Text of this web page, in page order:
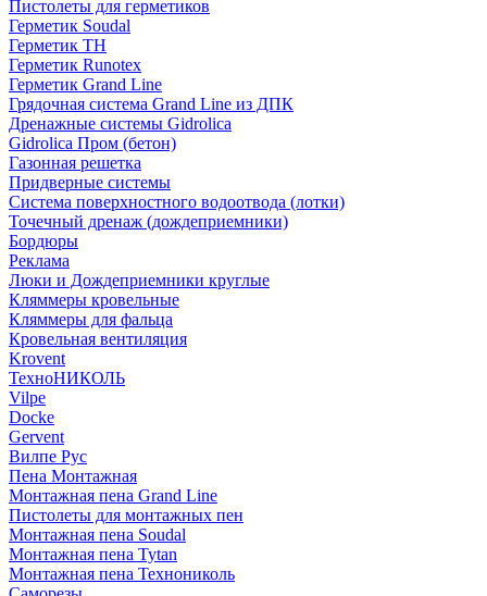
Пистолеты для герметиков
Герметик Soudal
Герметик ТН
Герметик Runotex
Герметик Grand Line
Грядочная система Grand Line из ДПК
Дренажные системы Gidrolica
Gidrolica Пром (бетон)
Газонная решетка
Придверные системы
Система поверхностного водоотвода (лотки)
Точечный дренаж (дождеприемники)
Бордюры
Рекламa
Люки и Дождеприемники круглые
Кляммеры кровельные
Кляммеры для фальца
Кровельная вентиляция
Krovent
ТехноНИКОЛЬ
Vilpe
Docke
Gervent
Вилпе Рус
Пена Монтажнaя
Монтажная пена Grand Linе
Пистолеты для монтажных пен
Монтажная пена Soudal
Монтажная пена Tytan
Монтажная пена Технониколь